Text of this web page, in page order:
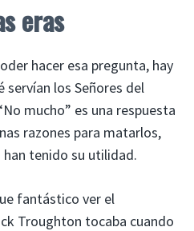
eras
hacer esa pregunta, hay
servían los Señores del
mucho” es una respuesta
razones para matarlos,
tenido su utilidad.
fantástico ver el
Troughton tocaba cuando